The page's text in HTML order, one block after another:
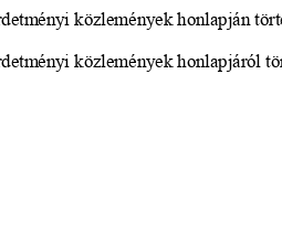
hirdetményi közlemények honlapján
hirdetményi közlemények honlapjáról